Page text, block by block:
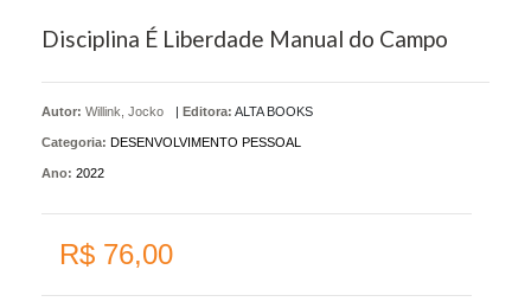
Disciplina É Liberdade Manual do Campo
Autor: Willink, Jocko | Editora: ALTA BOOKS
Categoria: DESENVOLVIMENTO PESSOAL
Ano: 2022
R$ 76,00